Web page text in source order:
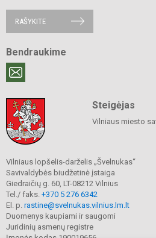
RAŠYKITE
Bendraukime
Steigėjas
Vilniaus miesto
Vilniaus lopšelis-darželis „Švelnukas“
Savivaldybės biudžetinė įstaiga
Giedraičių g. 60, LT-08212 Vilnius
Tel./ faks. +370 5 276 6342
El. p. rastine@svelnukas.vilnius.lm.lt
Duomenys kaupiami ir saugomi
Juridinių asmenų registre